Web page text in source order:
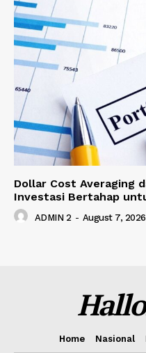
Dollar Cost Averaging
Investasi Bertahap
ADMIN 2 - August 7, 2026
Home Nasional